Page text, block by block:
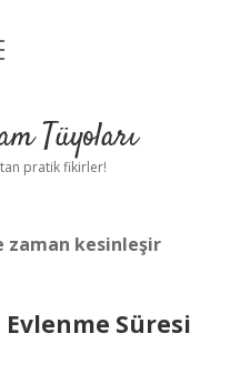
Tüyoları
pratik fikirler!
zaman kesinleşir
Süresi